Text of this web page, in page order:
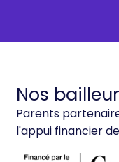
Nos
Parents
l'appui financier